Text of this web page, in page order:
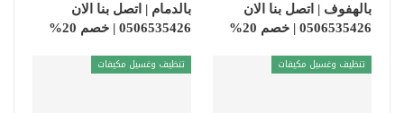
بالهفوف | اتصل بنا الان
0506535426 | خصم 20%
بالدمام | اتصل بنا الان
0506535426 | خصم 20%
تنظيف وغسيل مكيفات تنظيف وغسيل مكيفات